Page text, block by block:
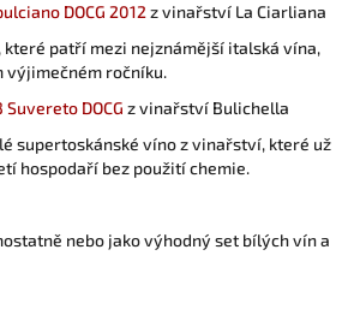
DOCG 2012 z vinařství La Ciarliana
které patří mezi nejznámější italská vína,
výjimečném ročníku.
DOCG z vinařství Bulichella
supertoskánské víno z vinařství, které už
hospodaří bez použití chemie.
nebo jako výhodný set bílých vín a